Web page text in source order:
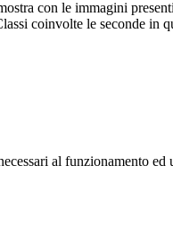
con le immagini
coinvolte le seconde in
al funzionamento